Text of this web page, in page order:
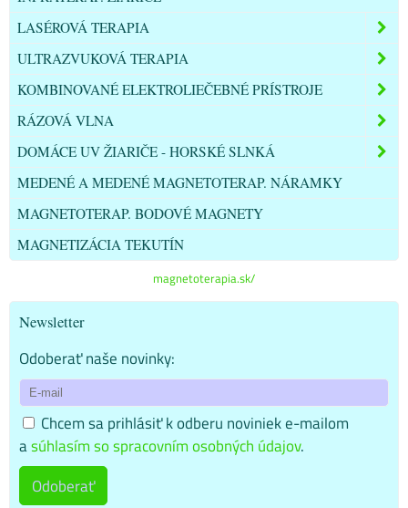
LASÉROVÁ TERAPIA
ULTRAZVUKOVÁ TERAPIA
KOMBINOVANÉ ELEKTROLIEČEBNÉ PRÍSTROJE
RÁZOVÁ VLNA
DOMÁCE UV ŽIARIČE - HORSKÉ SLNKÁ
MEDENÉ A MEDENÉ MAGNETOTERAP. NÁRAMKY
MAGNETOTERAP. BODOVÉ MAGNETY
MAGNETIZÁCIA TEKUTÍN
magnetoterapia.sk/
Newsletter
Odoberať naše novinky:
Chcem sa prihlásiť k odberu noviniek e-mailom
asúhlasím so spracovním osobných údajov.
Odoberať